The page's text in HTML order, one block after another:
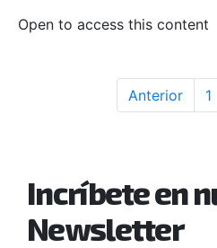
Open to access this content
Anterior 1
Incríbete en
Newsletter